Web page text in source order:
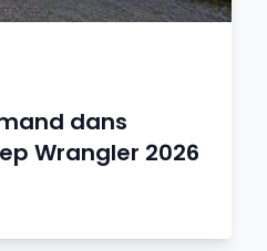
dans
Wrangler 2026